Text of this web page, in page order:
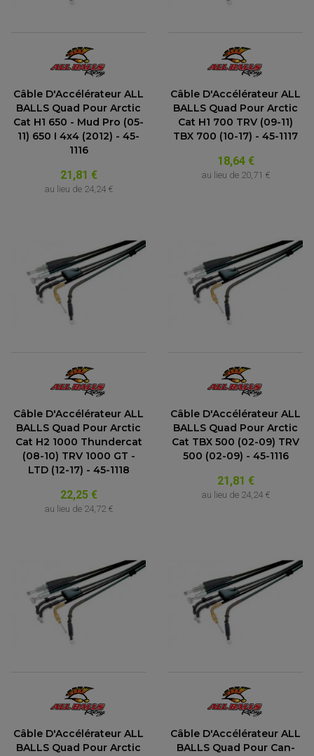
AMORTISSEURS QUAD / SSV
BIELLETTES DE DIRECTION
CÂBLE ACCÉLÉRATEUR / EMBRAYAGE / STARTER
KIT RECONDITIONNEMENT TRIANGLE
LEVIER DE FREIN ET D'EMBRAYAGE
ROTULE DE DIRECTION
Câble D'Accélérateur ALL
BALLS Quad Pour Arctic
Cat H1 650 - Mud Pro (05-
11) 650 I 4x4 (2012) - 45-
1116
21,81 €
au lieu de 24,24 €
Câble D'Accélérateur ALL
BALLS Quad Pour Arctic
Cat H1 700 TRV (09-11)
TBX 700 (10-17) - 45-1117
18,64 €
au lieu de 20,71 €
Câble D'Accélérateur ALL
BALLS Quad Pour Arctic
Cat H2 1000 Thundercat
(08-10) TRV 1000 GT -
LTD (12-17) - 45-1118
22,25 €
au lieu de 24,72 €
Câble D'Accélérateur ALL
BALLS Quad Pour Arctic
Cat TBX 500 (02-09) TRV
500 (02-09) - 45-1116
21,81 €
au lieu de 24,24 €
Câble D'Accélérateur ALL
BALLS Quad Pour Arctic
Câble D'Accélérateur ALL
BALLS Quad Pour Can-